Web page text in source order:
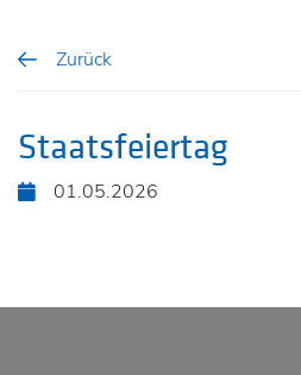
Zurück
Staatsfeiertag
01.05.2026